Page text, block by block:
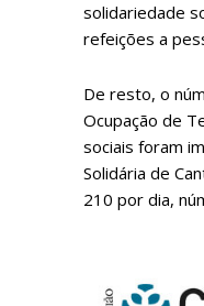
solidariedade
refeições a
De resto, o
Ocupação de
sociais foram
Solidária de
210 por dia,